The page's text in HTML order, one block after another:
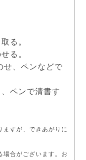
る。
る。
せ、ペンなどで
ペンで清書す
すが、できあがりに
場合がございます。お